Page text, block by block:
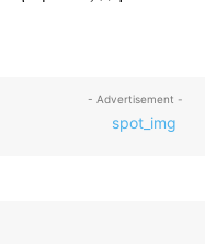
- Advertisement -